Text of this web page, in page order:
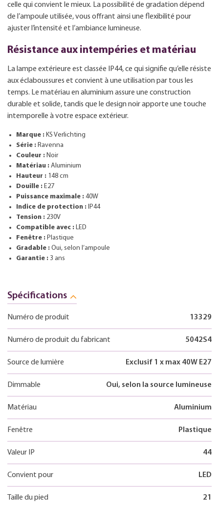
celle qui convient le mieux. La possibilité de gradation dépend
de l’ampoule utilisée, vous offrant ainsi une flexibilité pour
ajuster l’intensité et l’ambiance lumineuse.
Résistance aux intempéries et matériau
La lampe extérieure est classée IP44, ce qui signifie qu’elle résiste
aux éclaboussures et convient à une utilisation par tous les
temps. Le matériau en aluminium assure une construction
durable et solide, tandis que le design noir apporte une touche
intemporelle à votre espace extérieur.
Marque : KS Verlichting
Série : Ravenna
Couleur : Noir
Matériau : Aluminium
Hauteur : 148 cm
Douille : E27
Puissance maximale : 40W
Indice de protection : IP44
Tension : 230V
Compatible avec : LED
Fenêtre : Plastique
Gradable : Oui, selon l’ampoule
Garantie : 3 ans
Spécifications
Numéro de produit 13329
Numéro de produit du fabricant 5042S4
Source de lumière Exclusif 1 x max 40W E27
Dimmable Oui, selon la source lumineuse
Matériau Aluminium
Fenêtre Plastique
Valeur IP 44
Convient pour LED
Taille du pied 21